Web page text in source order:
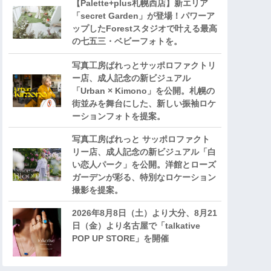
【Palette+plus札幌西店】新エリア
「secret Garden」が登場！パワーア
ップしたForestスタジオで叶える最高
の七五三・ベビーフォトを。
写真工房ぱれっとサッポロファクトリ
ー店、成人記念の新ビジュアル
「Urban × Kimono」を公開。札幌の
街並みを舞台にした、新しい振袖ロケ
ーションフォトを提案。
写真工房ぱれっと サッポロファクト
リー店、成人記念の新ビジュアル「白
い恋人パーク」を公開。洋館とローズ
ガーデンが彩る、特別なロケーション
撮影を提案。
2026年8月8日（土）より大分、8月21
日（金）より名古屋で「talkative
POP UP STORE」を開催